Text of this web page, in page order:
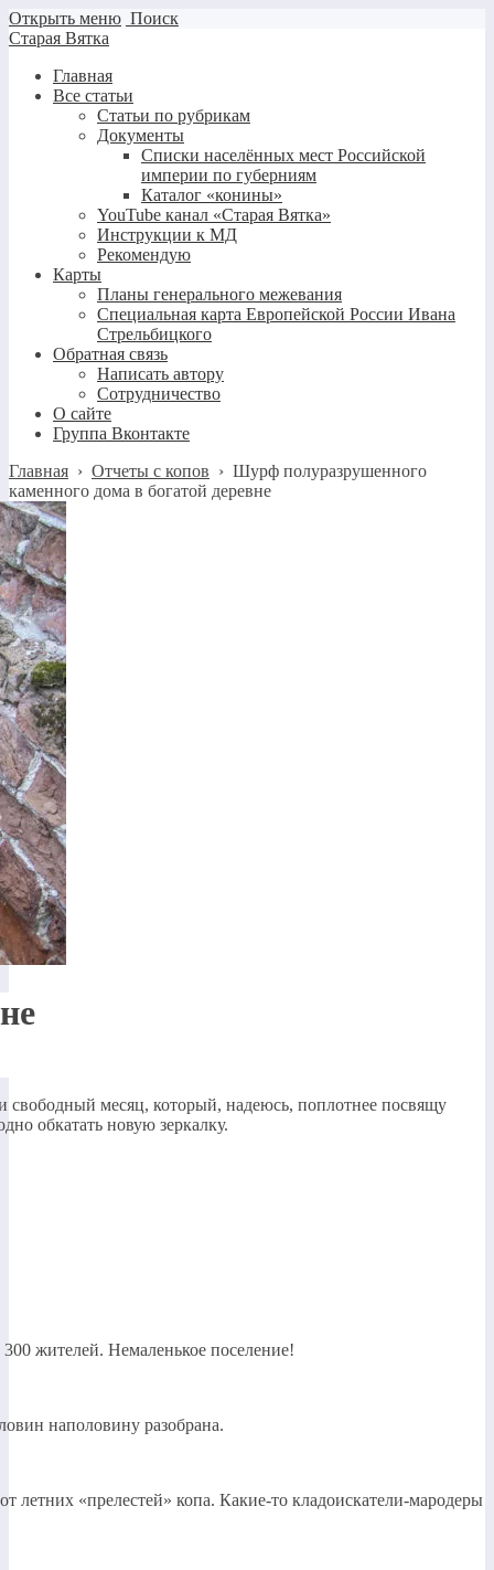
Открыть меню Поиск
Старая Вятка
Главная
Все статьи
Статьи по рубрикам
Документы
Списки населённых мест Российской
империи по губерниям
Каталог «конины»
YouTube канал «Старая Вятка»
Инструкции к МД
Рекомендую
Карты
Планы генерального межевания
Специальная карта Европейской России Ивана
Стрельбицкого
Обратная связь
Написать автору
Сотрудничество
О сайте
Группа Вконтакте
Главная › Отчеты с копов › Шурф полуразрушенного
каменного дома в богатой деревне
свободный месяц, который, надеюсь, поплотнее посвящу
обкатать новую зеркалку.
жителей. Немаленькое поселение!
наполовину разобрана.
«прелестей» копа. Какие-то кладоискатели-мародеры